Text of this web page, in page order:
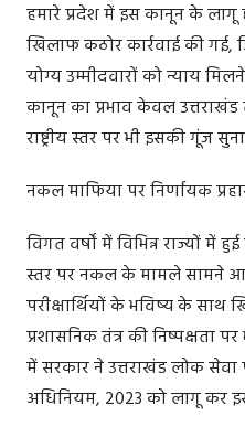
हमारे प्रदेश में इस कानून के
खिलाफ कठोर कार्रवाई की
योग्य उम्मीदवारों को न्याय
कानून का प्रभाव केवल
राष्ट्रीय स्तर पर भी इसकी गूंज
नकल माफिया पर निर्णायक
विगत वर्षों में विभिन्न राज्यों
स्तर पर नकल के मामले सामने
परीक्षार्थियों के भविष्य के साथ
प्रशासनिक तंत्र की निष्पक्षता पर
में सरकार ने उत्तराखंड लोक सेवा
अधिनियम, 2023 को लागू कर